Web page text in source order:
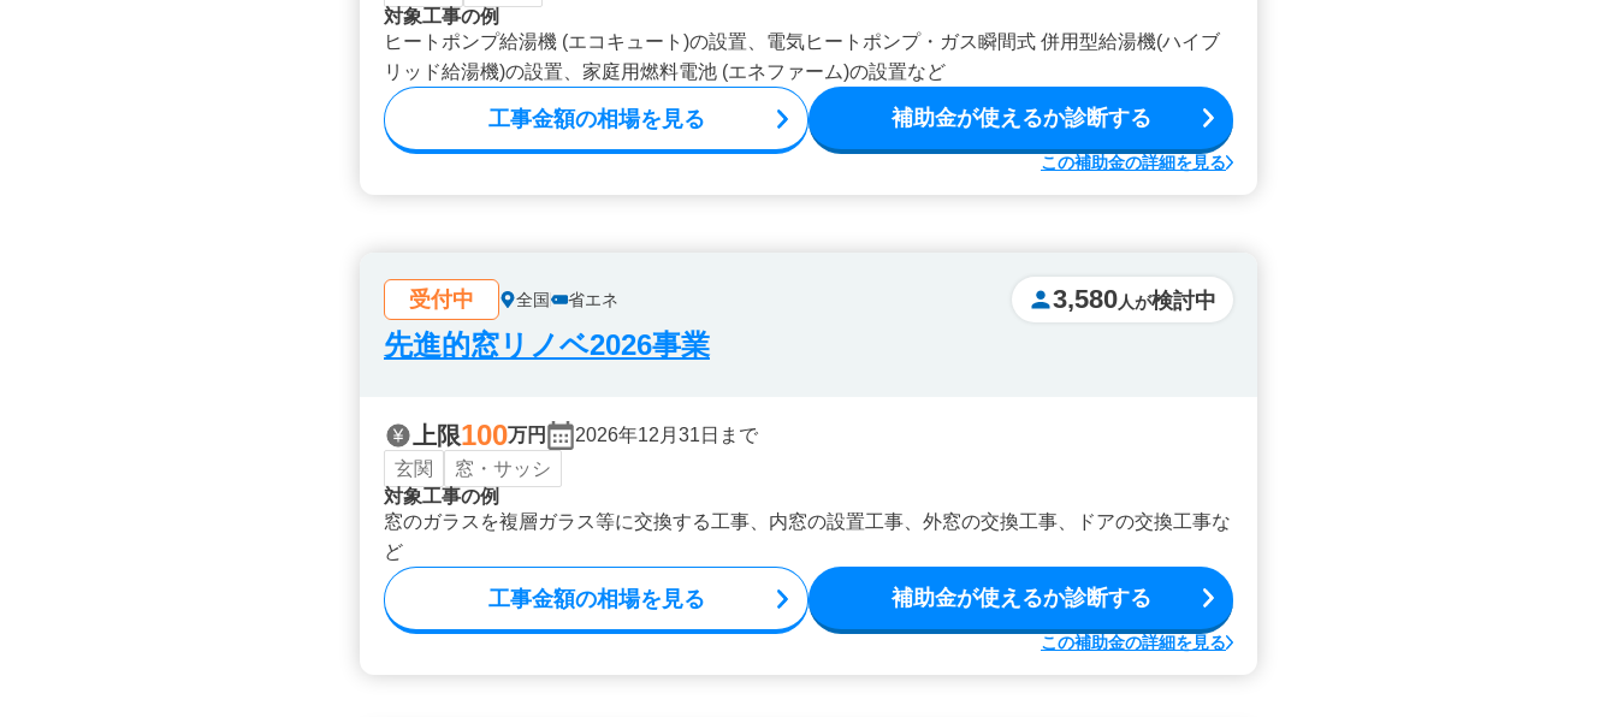
対象工事の例
ヒートポンプ給湯機 (エコキュート)の設置、電気ヒートポンプ・ガス瞬間式 併用型給湯機(ハイブ
リッド給湯機)の設置、家庭用燃料電池 (エネファーム)の設置など
工事金額の相場を見る 補助金が使えるか診断する
この補助金の詳細を見る
受付中 全国 省エネ 3,580人が検討中
先進的窓リノベ2026事業
上限100万円
2026年12月31日まで
玄関
窓・サッシ
対象工事の例
窓のガラスを複層ガラス等に交換する工事、内窓の設置工事、外窓の交換工事、ドアの交換工事な
ど
工事金額の相場を見る 補助金が使えるか診断する
この補助金の詳細を見る